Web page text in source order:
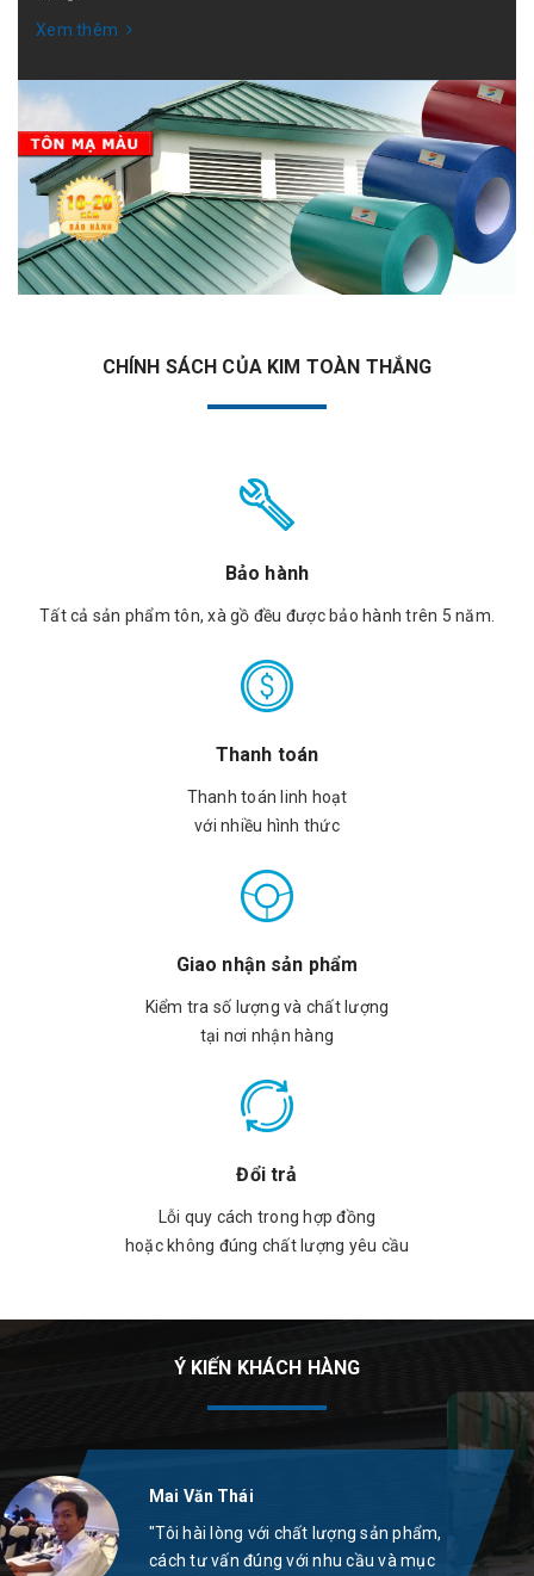
Xem thêm
CHÍNH SÁCH CỦA KIM TOÀN THẮNG
Bảo hành
Tất cả sản phẩm tôn, xà gồ đều được bảo hành trên 5 năm.
Thanh toán
Thanh toán linh hoạt
với nhiều hình thức
Giao nhận sản phẩm
Kiểm tra số lượng và chất lượng
tại nơi nhận hàng
Đổi trả
Lỗi quy cách trong hợp đồng
hoặc không đúng chất lượng yêu cầu
Ý KIẾN KHÁCH HÀNG
Mai Văn Thái
"Tôi hài lòng với chất lượng sản phẩm,
cách tư vấn đúng với nhu cầu và mục